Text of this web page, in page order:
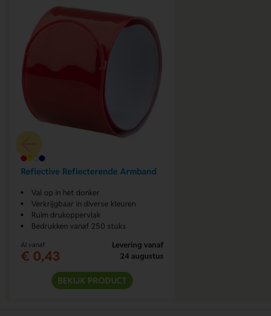
Reflective Reflecterende Armband
Val op in het donker
Verkrijgbaar in diverse kleuren
Ruim drukoppervlak
Bedrukken vanaf 250 stuks
Al vanaf
€ 0,43
Levering vanaf
24 augustus
BEKIJK PRODUCT